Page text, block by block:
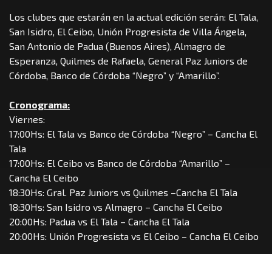
Los clubes que estarán en la actual edición serán: El Tala,
San Isidro, El Ceibo, Unión Progresista de Villa Ángela,
San Antonio de Padua (Buenos Aires), Almagro de
Esperanza, Quilmes de Rafaela, General Paz Juniors de
Córdoba, Banco de Córdoba “Negro” y “Amarillo”.
Cronograma:
Viernes:
17:00Hs: El Tala vs Banco de Córdoba “Negro” – Cancha El
Tala
17:00Hs: El Ceibo vs Banco de Córdoba “Amarillo” –
Cancha El Ceibo
18:30Hs: Gral. Paz Juniors vs Quilmes –Cancha El Tala
18:30Hs: San Isidro vs Almagro – Cancha El Ceibo
20:00Hs: Padua vs El Tala – Cancha El Tala
20:00Hs: Unión Progresista vs El Ceibo – Cancha El Ceibo